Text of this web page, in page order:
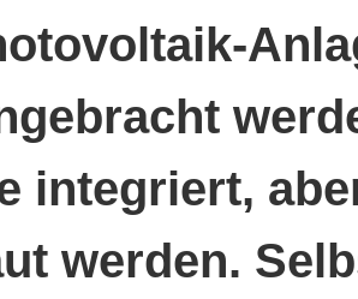
integriert,
werden.